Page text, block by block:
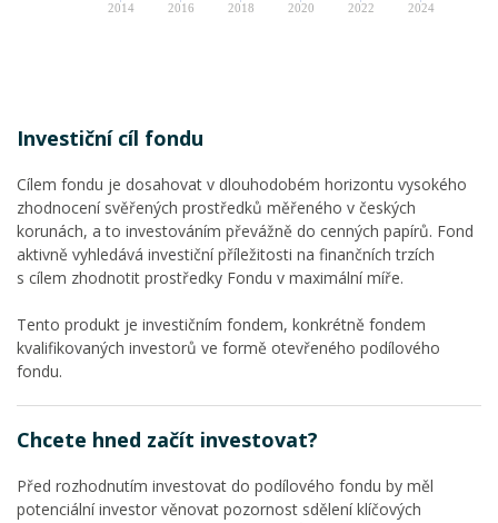
2014 2016 2018 2020 2022 2024
Investiční cíl fondu
Cílem fondu je dosahovat v dlouhodobém horizontu vysokého
zhodnocení svěřených prostředků měřeného v českých
korunách, a to investováním převážně do cenných papírů. Fond
aktivně vyhledává investiční příležitosti na finančních trzích
s cílem zhodnotit prostředky Fondu v maximální míře.
Tento produkt je investičním fondem, konkrétně fondem
kvalifikovaných investorů ve formě otevřeného podílového
fondu.
Chcete hned začít investovat?
Před rozhodnutím investovat do podílového fondu by měl
potenciální investor věnovat pozornost sdělení klíčových